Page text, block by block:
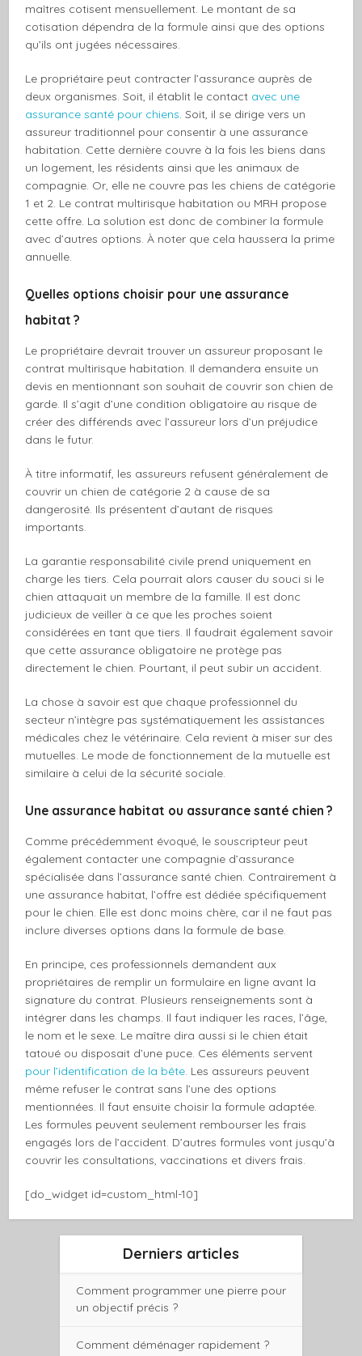
maîtres cotisent mensuellement. Le montant de sa
cotisation dépendra de la formule ainsi que des options
qu’ils ont jugées nécessaires.
Le propriétaire peut contracter l’assurance auprès de
deux organismes. Soit, il établit le contact avec une
assurance santé pour chiens. Soit, il se dirige vers un
assureur traditionnel pour consentir à une assurance
habitation. Cette dernière couvre à la fois les biens dans
un logement, les résidents ainsi que les animaux de
compagnie. Or, elle ne couvre pas les chiens de catégorie
1 et 2. Le contrat multirisque habitation ou MRH propose
cette offre. La solution est donc de combiner la formule
avec d’autres options. À noter que cela haussera la prime
annuelle.
Quelles options choisir pour une assurance
habitat ?
Le propriétaire devrait trouver un assureur proposant le
contrat multirisque habitation. Il demandera ensuite un
devis en mentionnant son souhait de couvrir son chien de
garde. Il s’agit d’une condition obligatoire au risque de
créer des différends avec l’assureur lors d’un préjudice
dans le futur.
À titre informatif, les assureurs refusent généralement de
couvrir un chien de catégorie 2 à cause de sa
dangerosité. Ils présentent d’autant de risques
importants.
La garantie responsabilité civile prend uniquement en
charge les tiers. Cela pourrait alors causer du souci si le
chien attaquait un membre de la famille. Il est donc
judicieux de veiller à ce que les proches soient
considérées en tant que tiers. Il faudrait également savoir
que cette assurance obligatoire ne protège pas
directement le chien. Pourtant, il peut subir un accident.
La chose à savoir est que chaque professionnel du
secteur n’intègre pas systématiquement les assistances
médicales chez le vétérinaire. Cela revient à miser sur des
mutuelles. Le mode de fonctionnement de la mutuelle est
similaire à celui de la sécurité sociale.
Une assurance habitat ou assurance santé chien ?
Comme précédemment évoqué, le souscripteur peut
également contacter une compagnie d’assurance
spécialisée dans l’assurance santé chien. Contrairement à
une assurance habitat, l’offre est dédiée spécifiquement
pour le chien. Elle est donc moins chère, car il ne faut pas
inclure diverses options dans la formule de base.
En principe, ces professionnels demandent aux
propriétaires de remplir un formulaire en ligne avant la
signature du contrat. Plusieurs renseignements sont à
intégrer dans les champs. Il faut indiquer les races, l’âge,
le nom et le sexe. Le maître dira aussi si le chien était
tatoué ou disposait d’une puce. Ces éléments servent
pour l’identification de la bête. Les assureurs peuvent
même refuser le contrat sans l’une des options
mentionnées. Il faut ensuite choisir la formule adaptée.
Les formules peuvent seulement rembourser les frais
engagés lors de l’accident. D’autres formules vont jusqu’à
couvrir les consultations, vaccinations et divers frais.
[do_widget id=custom_html-10]
Derniers articles
Comment programmer une pierre pour
un objectif précis ?
Comment déménager rapidement ?